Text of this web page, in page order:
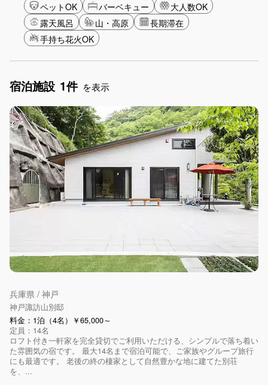
ペットOK バーベキュー
大人数OK
露天風呂
山・高原
長期滞在
手持ち花火OK
宿泊施設 1件 を表示
兵庫県 / 神戸
神戸諏訪山別邸
料金：1泊（4名）￥65,000～
定員：14名
ロフト付き一軒家を完全貸切でご利用いただける、シンプルで落ち着い
た雰囲気の宿です。 最大14名まで宿泊可能で、ご家族やグループ旅行
にも最適です。 老後の終の棲家として自然豊かな地に建てた別荘
を、...